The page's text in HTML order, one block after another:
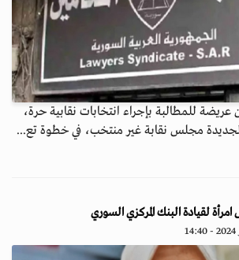
للمطالبة بإجراء انتخابات نقابية حرة،
مجلس نقابة غير منتخب، في خطوة تع...
لقيادة البنك المركزي السوري